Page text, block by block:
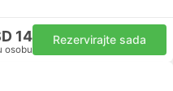
14
osobu
Rezervirajte sada